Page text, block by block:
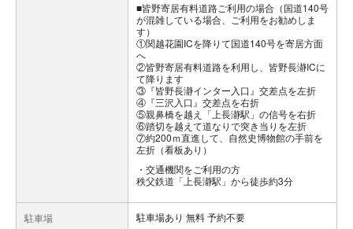
■皆野寄居有料道路ご利用の場合（国道140号
が混雑している場合、ご利用をお勧めしま
す）
①関越花園ICを降りて国道140号を寄居方面
へ
②皆野寄居有料道路を利用し、皆野長瀞ICに
て降ります
③『皆野長瀞インター入口』交差点を左折
④『三沢入口』交差点を右折
⑤親鼻橋を越え「上長瀞駅」の信号を右折
⑥踏切を越えて道なりで突き当りを左折
⑦約200ｍ直進して、自然史博物館の手前を
左折（看板あり）
交通機関をご利用の方
秩父鉄道「上長瀞駅」から徒歩約3分
駐車場 駐車場あり 無料 予約不要